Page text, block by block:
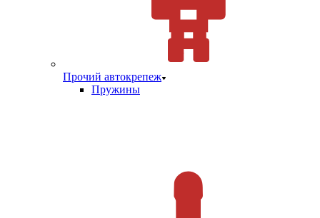
Прочий автокрепеж
Пружины